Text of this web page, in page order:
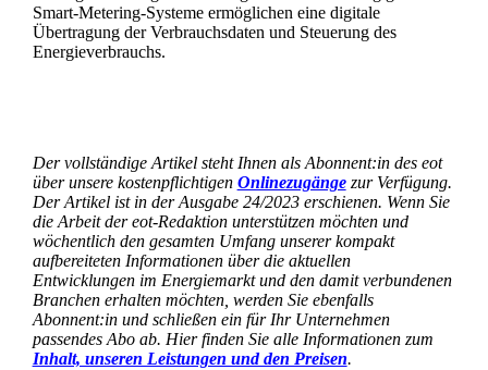
Smart-Metering-Systeme ermöglichen eine digitale
Übertragung der Verbrauchsdaten und Steuerung des
Energieverbrauchs.
Der vollständige Artikel steht Ihnen als Abonnent:in des eot
über unsere kostenpflichtigen Onlinezugängezur Verfügung.
Der Artikel ist in der Ausgabe 24/2023 erschienen. Wenn Sie
die Arbeit der eot-Redaktion unterstützen möchten und
wöchentlich den gesamten Umfang unserer kompakt
aufbereiteten Informationen über die aktuellen
Entwicklungen im Energiemarkt und den damit verbundenen
Branchen erhalten möchten, werden Sie ebenfalls
Abonnent:in und schließen ein für Ihr Unternehmen
passendes Abo ab. Hier finden Sie alle Informationen zum
Inhalt, unseren Leistungen und den Preisen.